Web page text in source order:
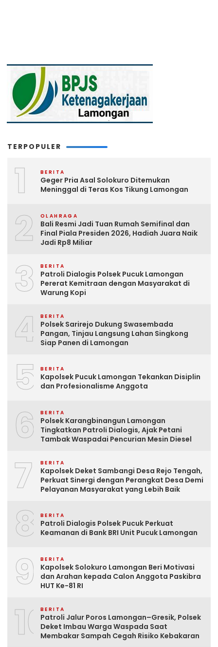
TERPOPULER
1 BERITA
Geger Pria Asal Solokuro Ditemukan
Meninggal di Teras Kos Tikung Lamongan
2 OLAHRAGA
Bali Resmi Jadi Tuan Rumah Semifinal dan
Final Piala Presiden 2026, Hadiah Juara Naik
Jadi Rp8 Miliar
3 BERITA
Patroli Dialogis Polsek Pucuk Lamongan
Pererat Kemitraan dengan Masyarakat di
Warung Kopi
4 BERITA
Polsek Sarirejo Dukung Swasembada
Pangan, Tinjau Langsung Lahan Singkong
Siap Panen di Lamongan
5 BERITA
Kapolsek Pucuk Lamongan Tekankan Disiplin
dan Profesionalisme Anggota
6 BERITA
Polsek Karangbinangun Lamongan
Tingkatkan Patroli Dialogis, Ajak Petani
Tambak Waspadai Pencurian Mesin Diesel
7 BERITA
Kapolsek Deket Sambangi Desa Rejo Tengah,
Perkuat Sinergi dengan Perangkat Desa Demi
Pelayanan Masyarakat yang Lebih Baik
8 BERITA
Patroli Dialogis Polsek Pucuk Perkuat
Keamanan di Bank BRI Unit Pucuk Lamongan
9 BERITA
Kapolsek Solokuro Lamongan Beri Motivasi
dan Arahan kepada Calon Anggota Paskibra
HUT Ke-81 RI
10BERITA
Patroli Jalur Poros Lamongan–Gresik, Polsek
Deket Imbau Warga Waspada Saat
Membakar Sampah Cegah Risiko Kebakaran